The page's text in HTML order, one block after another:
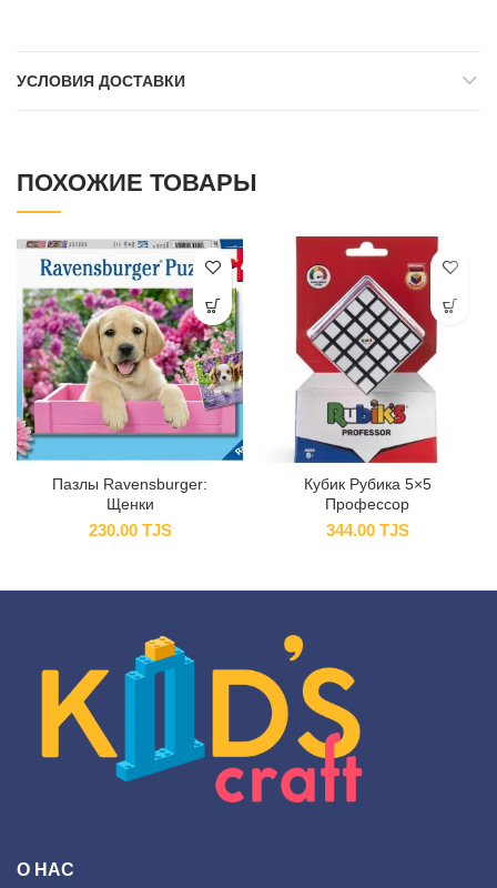
УСЛОВИЯ ДОСТАВКИ
ПОХОЖИЕ ТОВАРЫ
Пазлы Ravensburger:
Щенки
230.00 TJS
Кубик Рубика 5×5
Профессор
344.00 TJS
О НАС